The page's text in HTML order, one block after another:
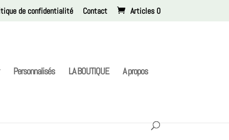
de confidentialité Contact Articles 0
Personnalisés LA BOUTIQUE A propos